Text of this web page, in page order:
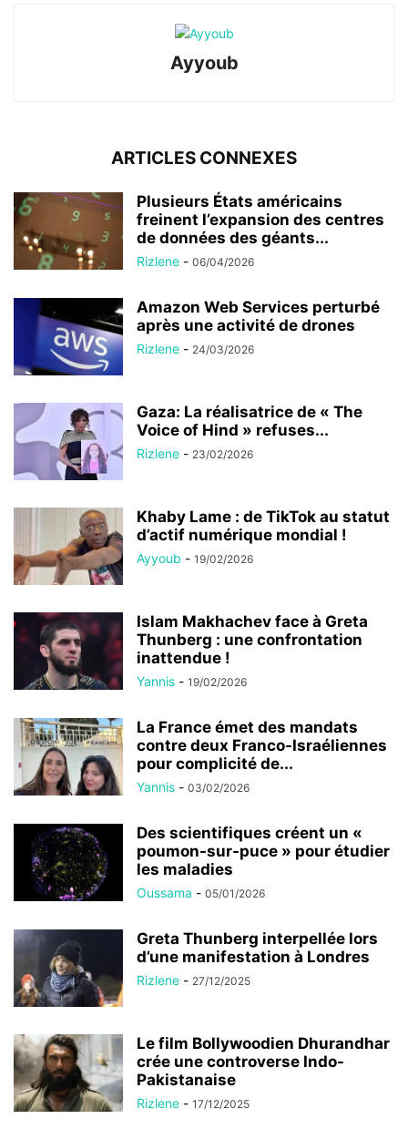
Ayyoub
ARTICLES CONNEXES
Plusieurs États américains
freinent l’expansion des centres
de données des géants...
Rizlene - 06/04/2026
Amazon Web Services perturbé
après une activité de drones
Rizlene - 24/03/2026
Gaza: La réalisatrice de « The
Voice of Hind » refuses...
Rizlene - 23/02/2026
Khaby Lame : de TikTok au statut
d’actif numérique mondial !
Ayyoub - 19/02/2026
Islam Makhachev face à Greta
Thunberg : une confrontation
inattendue !
Yannis - 19/02/2026
La France émet des mandats
contre deux Franco-Israéliennes
pour complicité de...
Yannis - 03/02/2026
Des scientifiques créent un «
poumon-sur-puce » pour étudier
les maladies
Oussama - 05/01/2026
Greta Thunberg interpellée lors
d’une manifestation à Londres
Rizlene - 27/12/2025
Le film Bollywoodien Dhurandhar
crée une controverse Indo-
Pakistanaise
Rizlene - 17/12/2025